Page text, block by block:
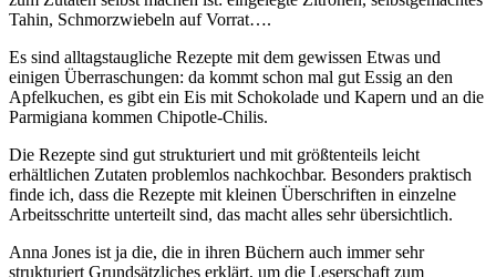
Tahin, Schmorzwiebeln auf Vorrat….
Es sind alltagstaugliche Rezepte mit dem gewissen Etwas und
einigen Überraschungen: da kommt schon mal gut Essig an den
Apfelkuchen, es gibt ein Eis mit Schokolade und Kapern und an die
Parmigiana kommen Chipotle-Chilis.
Die Rezepte sind gut strukturiert und mit größtenteils leicht
erhältlichen Zutaten problemlos nachkochbar. Besonders praktisch
finde ich, dass die Rezepte mit kleinen Überschriften in einzelne
Arbeitsschritte unterteilt sind, das macht alles sehr übersichtlich.
Anna Jones ist ja die, die in ihren Büchern auch immer sehr
strukturiert Grundsätzliches erklärt, um die Leserschaft zum